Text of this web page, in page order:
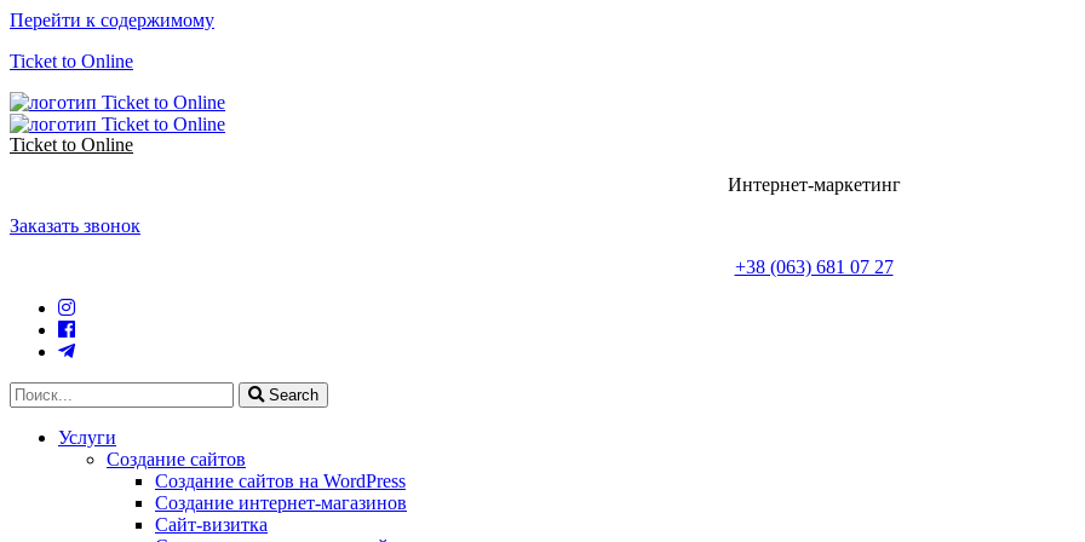
Перейти к содержимому
Ticket to Online
Ticket to Online
Интернет-маркетинг
Заказать звонок
+38 (063) 681 07 27
Search
Услуги
Создание сайтов
Создание сайтов на WordPress
Создание интернет-магазинов
Сайт-визитка